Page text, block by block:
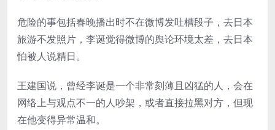
危险的事包括春晚播出时不在微博发吐槽段子，去日本
旅游不发照片，李诞觉得微博的舆论环境太差，去日本
怕被人说精日。
王建国说，曾经李诞是一个非常刻薄且凶猛的人，会在
网络上与观点不一的人吵架，或者直接拉黑对方，但现
在他变得异常温和。